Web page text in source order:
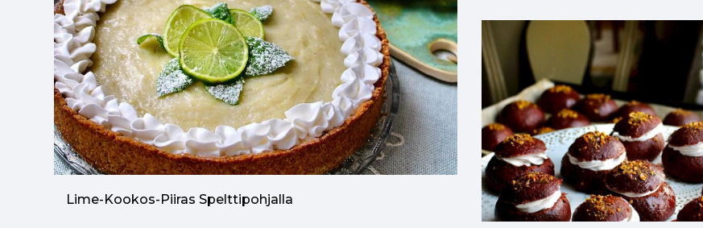
Lime-Kookos-Piiras Spelttipohjalla